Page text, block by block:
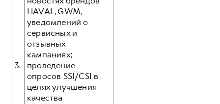
3.
HAVAL, GWM,
уведомлений о
сервисных и
отзывных
кампаниях;
проведение
опросов SSI/CSI в
целях улучшения
качества